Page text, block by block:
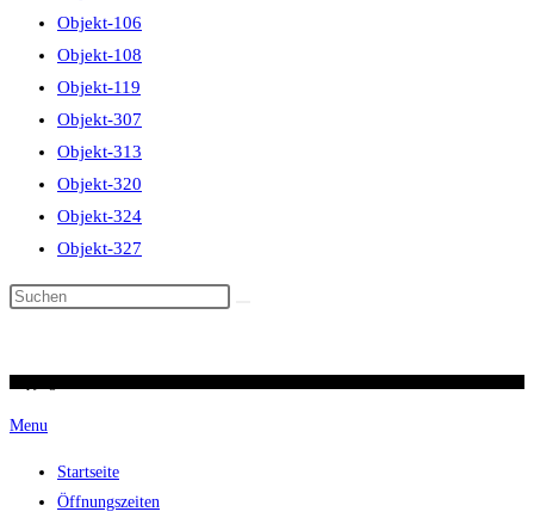
Objekt-106
Objekt-108
Objekt-119
Objekt-307
Objekt-313
Objekt-320
Objekt-324
Objekt-327
Diese
Menu
Startseite
Öffnungszeiten